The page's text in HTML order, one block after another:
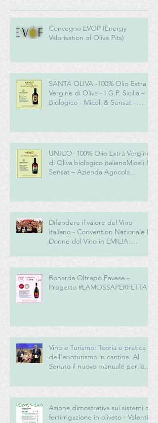
Convegno EVOP (Energy
Valorisation of Olive Pits)
SANTA OLIVA -100% Olio Extra
Vergine di Oliva - I.G.P. Sicilia –
Biologico - Miceli & Sensat –
UNICO- 100% Olio Extra Vergine
di Oliva biologico italianoMiceli &
Sensat – Azienda Agricola
Difendere il valore del Vino
italiano - Convention Nazionale Le
Donne del Vino in EMILIA-
Bonarda Oltrepò Pavese -
Progetto #LAMOSSAPERFETTA
Vino e Turismo: Teoria e pratica
dell’enoturismo in cantina. Al
Senato il nuovo manuale per la
del vino italiano
Azione dimostrativa sui sistemi di
fertirrigazione in oliveto - Valentini